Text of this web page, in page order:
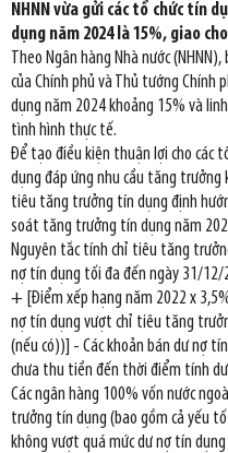
NHNN vừa gửi các tổ chức tín
dụng năm 2024 là 15%, giao
Theo Ngân hàng Nhà nước
của Chính phủ và Thủ tướng Chính
dụng năm 2024 khoảng 15% và
tình hình thực tế.
Để tạo điều kiện thuận lợi cho các
dụng đáp ứng nhu cầu tăng trưởng
tiêu tăng trưởng tín dụng định
soát tăng trưởng tín dụng năm
Nguyên tắc tính chỉ tiêu tăng
nợ tín dụng tối đa đến ngày 31/
+ [Điểm xếp hạng năm 2022 x
nợ tín dụng vượt chỉ tiêu tăng
(nếu có))] - Các khoản bán dư nợ
chưa thu tiền đến thời điểm tính
Các ngân hàng 100% vốn nước
trưởng tín dụng (bao gồm cả yếu
không vượt quá mức dư nợ tín